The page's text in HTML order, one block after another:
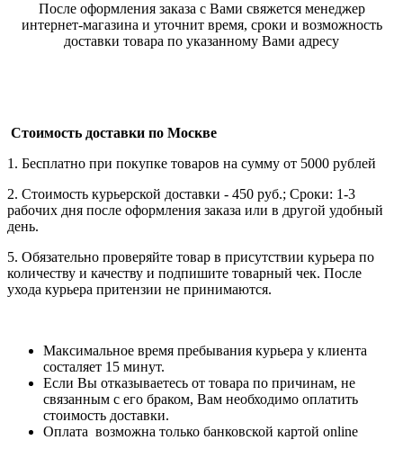
После оформления заказа с Вами свяжется менеджер
интернет-магазина и уточнит время, сроки и возможность
доставки товара по указанному Вами адресу
Стоимость доставки по Москве
1. Бесплатно при покупке товаров на сумму от 5000 рублей
2. Стоимость курьерской доставки - 450 руб.; Сроки: 1-3
рабочих дня после оформления заказа или в другой удобный
день.
5. Обязательно проверяйте товар в присутствии курьера по
количеству и качеству и подпишите товарный чек. После
ухода курьера притензии не принимаются.
Максимальное время пребывания курьера у клиента
состаляет 15 минут.
Если Вы отказываетесь от товара по причинам, не
связанным с его браком, Вам необходимо оплатить
стоимость доставки.
Оплата возможна только банковской картой online